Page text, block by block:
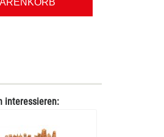
interessieren: